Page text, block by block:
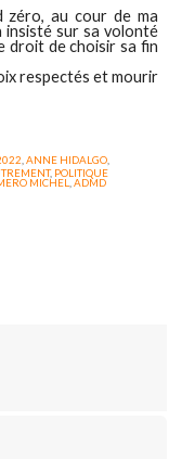
zéro, au cour de ma
insisté sur sa volonté
droit de choisir sa fin
respectés et mourir
ANNE HIDALGO,
, POLITIQUE
MICHEL ,ADMD